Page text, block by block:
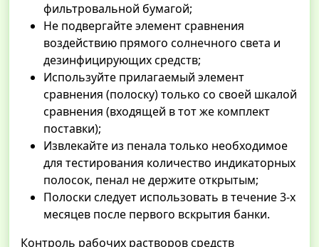
фильтровальной бумагой;
Не подвергайте элемент сравнения
воздействию прямого солнечного света и
дезинфицирующих средств;
Используйте прилагаемый элемент
сравнения (полоску) только со своей шкалой
сравнения (входящей в тот же комплект
поставки);
Извлекайте из пенала только необходимое
для тестирования количество индикаторных
полосок, пенал не держите открытым;
Полоски следует использовать в течение 3-х
месяцев после первого вскрытия банки.
Контроль рабочих растворов средств